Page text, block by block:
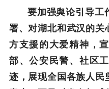
要加强舆论引导工
署、对湖北和武汉的关
方支援的大爱精神，
部、公安民警、社区
迹，展现全国各族人民